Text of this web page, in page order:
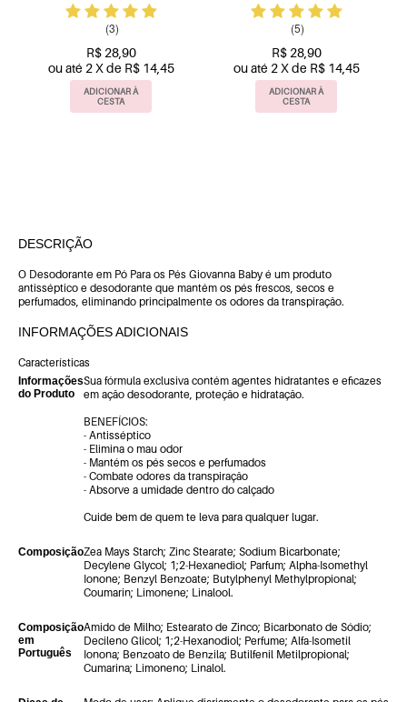
(3)
R$ 28,90
ou até 2 X de R$ 14,45
ADICIONAR À
CESTA
(5)
R$ 28,90
ou até 2 X de R$ 14,45
ADICIONAR À
CESTA
DESCRIÇÃO
O Desodorante em Pó Para os Pés Giovanna Baby é um produto
antisséptico e desodorante que mantém os pés frescos, secos e
perfumados, eliminando principalmente os odores da transpiração.
INFORMAÇÕES ADICIONAIS
Características
Informações
do Produto
Sua fórmula exclusiva contém agentes hidratantes e eficazes
em ação desodorante, proteção e hidratação.
BENEFÍCIOS:
- Antisséptico
- Elimina o mau odor
- Mantém os pés secos e perfumados
- Combate odores da transpiração
- Absorve a umidade dentro do calçado
Cuide bem de quem te leva para qualquer lugar.
ComposiçãoZea Mays Starch; Zinc Stearate; Sodium Bicarbonate;
Decylene Glycol; 1;2-Hexanediol; Parfum; Alpha-Isomethyl
Ionone; Benzyl Benzoate; Butylphenyl Methylpropional;
Coumarin; Limonene; Linalool.
Composição
em
Português
Amido de Milho; Estearato de Zinco; Bicarbonato de Sódio;
Decileno Glicol; 1;2-Hexanodiol; Perfume; Alfa-Isometil
Ionona; Benzoato de Benzila; Butilfenil Metilpropional;
Cumarina; Limoneno; Linalol.